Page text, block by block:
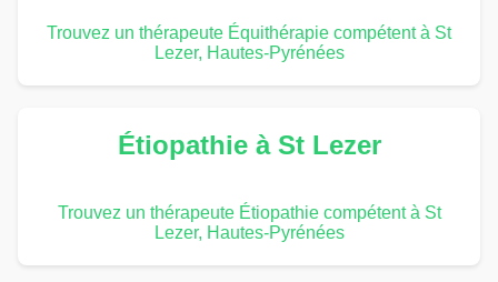
Trouvez un thérapeute Équithérapie compétent à St
Lezer, Hautes-Pyrénées
Étiopathie à St Lezer
Trouvez un thérapeute Étiopathie compétent à St
Lezer, Hautes-Pyrénées